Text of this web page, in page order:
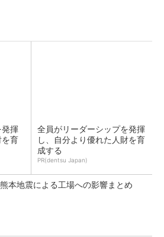
揮
を育
全員がリーダーシップを発揮
し、自分より優れた人財を育
成する
PR(dentsu Japan)
本地震による工場への影響まとめ